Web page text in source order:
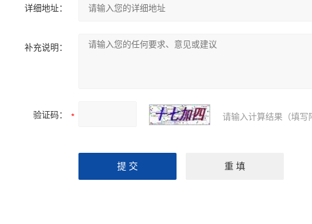
详细地址：
补充说明：
验证码： 请输入计算结果（填写